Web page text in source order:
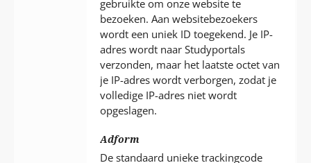
gebruikte om onze website te
bezoeken. Aan websitebezoekers
wordt een uniek ID toegekend. Je IP-
adres wordt naar Studyportals
verzonden, maar het laatste octet van
je IP-adres wordt verborgen, zodat je
volledige IP-adres niet wordt
opgeslagen.
Adform
De standaard unieke trackingcode